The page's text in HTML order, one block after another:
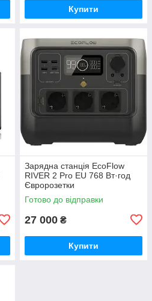
Купити
Зарядна станція EcoFlow
RIVER 2 Pro EU 768 Вт·год
Євророзетки
Готово до відправки
27 000 ₴
Купити